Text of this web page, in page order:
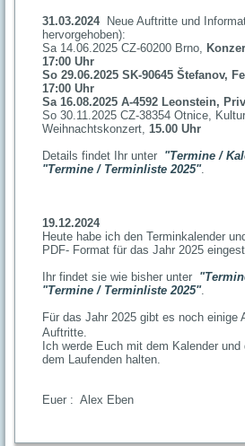
31.03.2024 Neue Auftritte und
hervorgehoben):
Sa 14.06.2025 CZ-60200 Brno,
17:00 Uhr
So 29.06.2025 SK-90645 Štefanov,
17:00 Uhr
Sa 16.08.2025 A-4592 Leonstein,
So 30.11.2025 CZ-38354 Otnice,
Weihnachtskonzert,15.00 Uhr
Details findet Ihr unter "Termine /
"Termine / Terminliste 2025".
19.12.2024
Heute habe ich den Terminkalender
PDF- Format für das Jahr 2025
Ihr findet sie wie bisher unter
"Termine / Terminliste 2025".
Für das Jahr 2025 gibt es noch einige
Auftritte.
Ich werde Euch mit dem Kalender
dem Laufenden halten.
Euer : Alex Eben